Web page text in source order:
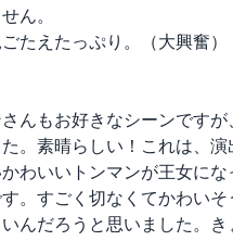
ん。
たえたっぷり。（大興奮）
んもお好きなシーンです
。素晴らしい！これは、
わいいトンマンが王女に
すごく切なくてかわいそ
んだろうと思いました。き